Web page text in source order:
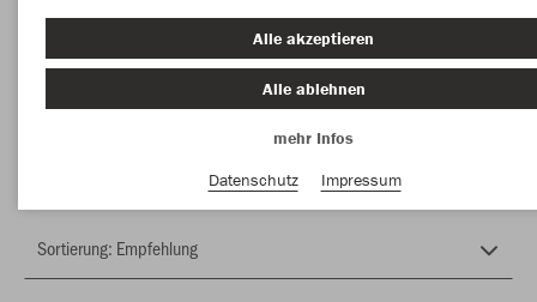
Herzlich Willkommen im Teamshop BSC Süd
05 e.V.
Alle akzeptieren
Alle ablehnen
mehr Infos
Datenschutz
Impressum